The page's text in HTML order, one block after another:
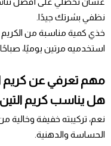
نظفي بشرتك جيدًا.
خذي كمية مناسبة من
استخدميه مرتين يوميًا،
مهم تعرفي عن كريم
هل يناسب كريم التين
نعم، تركيبته خفيفة وخالية
الحساسة والدهنية.